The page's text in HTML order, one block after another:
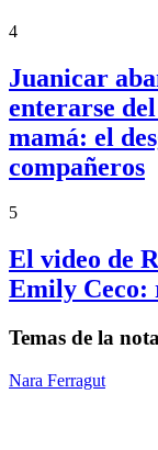
4
Juanicar
enterarse
mamá: el
compañeros
5
El video de
Emily Ceco:
Temas de la
Nara Ferragut